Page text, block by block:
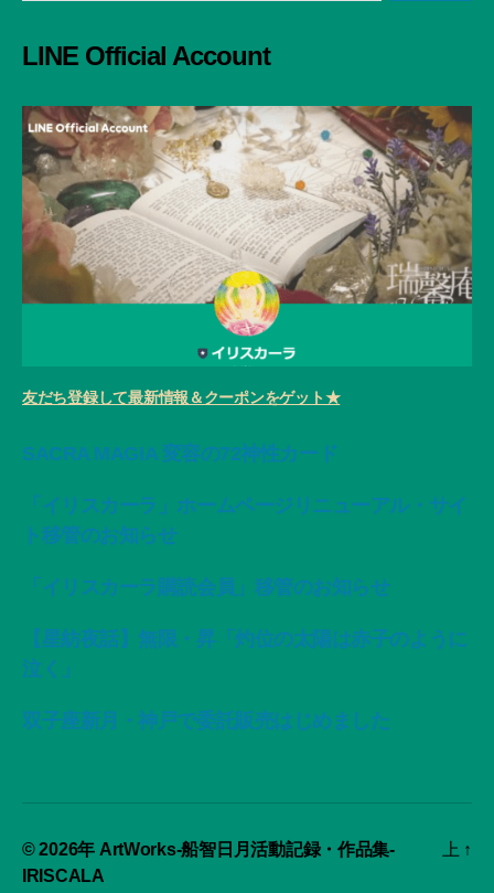
LINE Official Account
友だち登録して最新情報＆クーポンをゲット★
SACRA MAGIA 変容の72神性カード
「イリスカーラ」ホームページリニューアル・サイ
ト移管のお知らせ
「イリスカーラ購読会員」移管のお知らせ
【星紡夜話】無限・昇「灼位の太陽は赤子のように
泣く」
双子座新月・神戸で委託販売はじめました
© 2026年 ArtWorks-船智日月活動記録・作品集-
IRISCALA
上 ↑